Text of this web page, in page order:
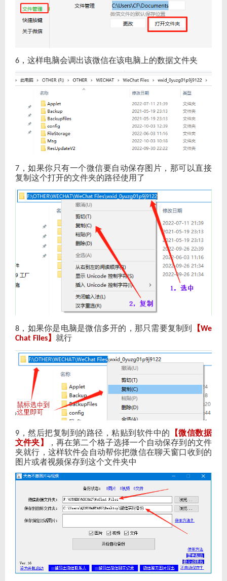
6 ，这样电脑会调出该微信在该电脑上的数据文件夹
7 ，如果你只有一个微信要自动保存图片，那可以直接
复制这个打开的文件夹的路径使用了
8 ，如果你是电脑是微信多开的，那只需要复制到 【We
Chat Files】 就行
9 ，然后把复制到的路径，粘贴到软件中的
【微信数据
文件夹】
，再在第二个格子选择一个自动保存到的文件
夹就行，这样软件会自动帮你把微信在聊天窗口收到的
图片或者视频保存到这个文件夹中